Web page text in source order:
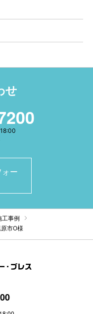
せ
ー
工事例
市O様